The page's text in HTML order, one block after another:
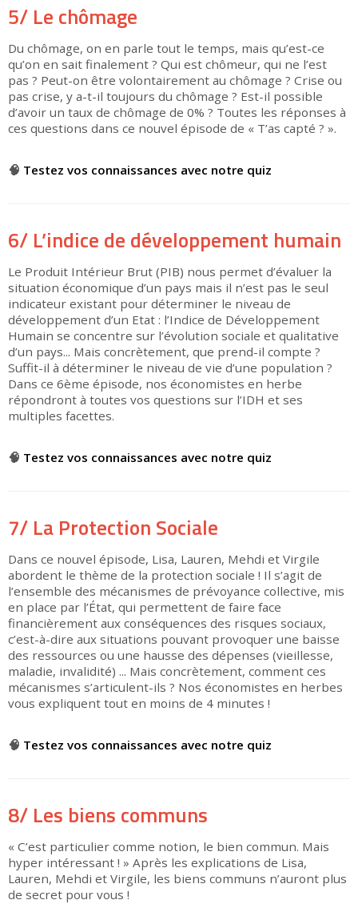
5/ Le chômage
Du chômage, on en parle tout le temps, mais qu’est-ce
qu’on en sait finalement ? Qui est chômeur, qui ne l’est
pas ? Peut-on être volontairement au chômage ? Crise ou
pas crise, y a-t-il toujours du chômage ? Est-il possible
d’avoir un taux de chômage de 0% ? Toutes les réponses à
ces questions dans ce nouvel épisode de « T’as capté ? ».
▶
🧠 Testez vos connaissances avec notre quiz
6/ L’indice de développement humain
Le Produit Intérieur Brut (PIB) nous permet d’évaluer la
situation économique d’un pays mais il n’est pas le seul
indicateur existant pour déterminer le niveau de
développement d’un Etat : l’Indice de Développement
Humain se concentre sur l’évolution sociale et qualitative
d’un pays... Mais concrètement, que prend-il compte ?
Suffit-il à déterminer le niveau de vie d’une population ?
Dans ce 6ème épisode, nos économistes en herbe
répondront à toutes vos questions sur l’IDH et ses
multiples facettes.
🧠 Testez vos connaissances avec notre quiz
7/ La Protection Sociale
Dans ce nouvel épisode, Lisa, Lauren, Mehdi et Virgile
abordent le thème de la protection sociale ! Il s’agit de
l’ensemble des mécanismes de prévoyance collective, mis
en place par l’État, qui permettent de faire face
financièrement aux conséquences des risques sociaux,
c’est-à-dire aux situations pouvant provoquer une baisse
des ressources ou une hausse des dépenses (vieillesse,
maladie, invalidité) ... Mais concrètement, comment ces
mécanismes s’articulent-ils ? Nos économistes en herbes
vous expliquent tout en moins de 4 minutes !
▶
🧠 Testez vos connaissances avec notre quiz
8/ Les biens communs
« C’est particulier comme notion, le bien commun. Mais
hyper intéressant ! » Après les explications de Lisa,
Lauren, Mehdi et Virgile, les biens communs n’auront plus
de secret pour vous !